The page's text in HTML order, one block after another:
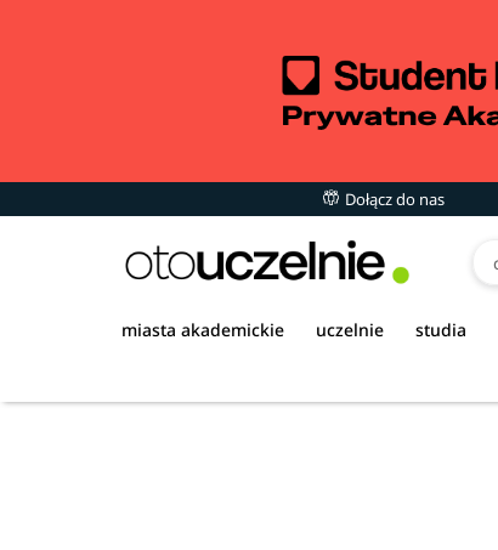
Dołącz do nas
miasta akademickie uczelnie studia